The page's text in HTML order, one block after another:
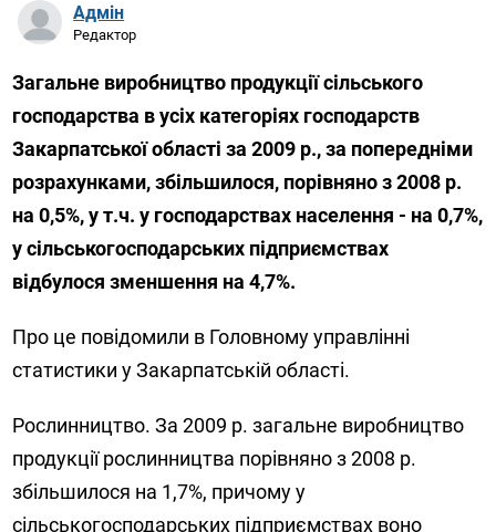
Адмін
Редактор
Загальне виробництво продукції сільського
господарства в усіх категоріях господарств
Закарпатської області за 2009 р., за попередніми
розрахунками, збільшилося, порівняно з 2008 р.
на 0,5%, у т.ч. у господарствах населення - на 0,7%,
у сільськогосподарських підприємствах
відбулося зменшення на 4,7%.
Про це повідомили в Головному управлінні
статистики у Закарпатській області.
Рослинництво. За 2009 р. загальне виробництво
продукції рослинництва порівняно з 2008 р.
збільшилося на 1,7%, причому у
сільськогосподарських підприємствах воно